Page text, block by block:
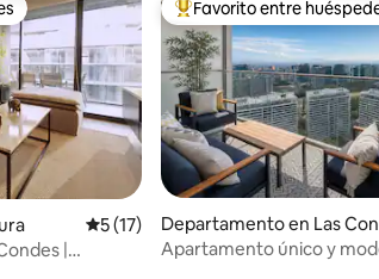
Calificación promedio: 5 de 5; 17
5 (17)
|
De los mejores en
Favorito entre
Departamento en Las
s
Apаrtamento único y